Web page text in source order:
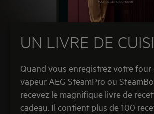
UN LIVRE DE
Quand vous enregistrez votre four
vapeur AEG SteamPro ou
recevez le magnifique livre de
cadeau. Il contient plus de 100